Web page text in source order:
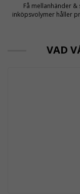
Få mellanhänder &
inköpsvolymer håller
VAD